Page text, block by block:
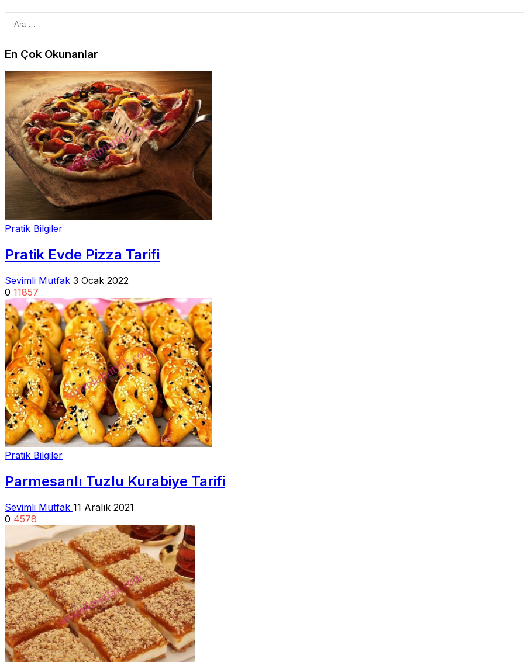
En Çok Okunanlar
Pratik Bilgiler
Pratik Evde Pizza Tarifi
Sevimli Mutfak 3 Ocak 2022
0 11857
Pratik Bilgiler
Parmesanlı Tuzlu Kurabiye Tarifi
Sevimli Mutfak 11 Aralık 2021
0 4578